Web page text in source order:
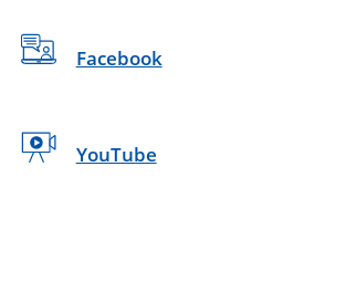
Facebook
YouTube